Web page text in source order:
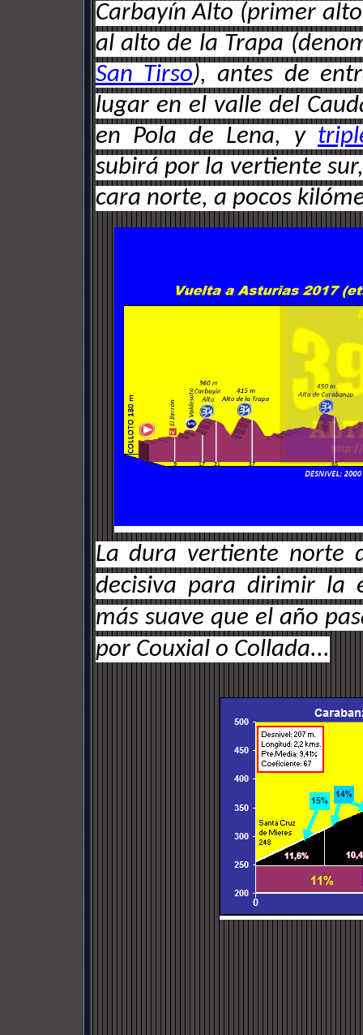
Carbayín Alto (primer
al alto de la Trapa
San Tirso), antes de
lugar en el valle del
en Pola de Lena, y
subirá por la vertiente
cara norte, a pocos
La dura vertiente norte
decisiva para dirimir la
más suave que el año
por Couxial o Collada...